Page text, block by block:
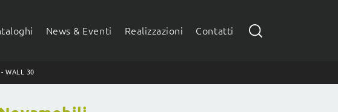
News & Eventi Realizzazioni Contatti
-WALL 30